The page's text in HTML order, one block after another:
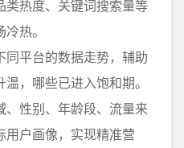
类热度、关键词搜索量等
热。
平台的数据走势，辅助
，哪些已进入饱和期。
性别、年龄段、流量来
用户画像，实现精准营